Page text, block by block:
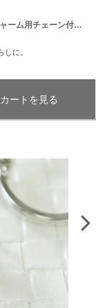
【東京切子】 スカーフクリップ・帯留め（バッグチャーム用チェーン付き） 麻の葉 ＜ルビーxシルバー＞
に。
カートを見る